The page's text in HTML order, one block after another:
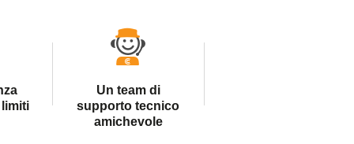
Un team di
supporto tecnico
amichevole